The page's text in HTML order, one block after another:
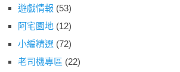
遊戲情報 (53)
阿宅園地 (12)
小編精選 (72)
老司機專區 (22)